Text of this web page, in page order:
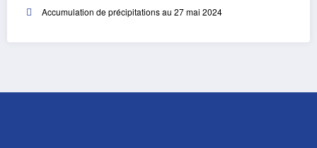
Accumulation de précipitations au 27 mai 2024